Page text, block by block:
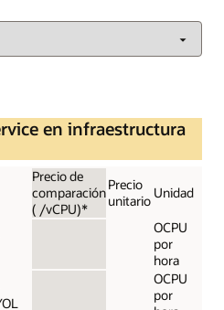
en infraestructura
Precio de
comparación
( /vCPU)*
Precio
unitario Unidad
OCPU
por
hora
OCPU
por